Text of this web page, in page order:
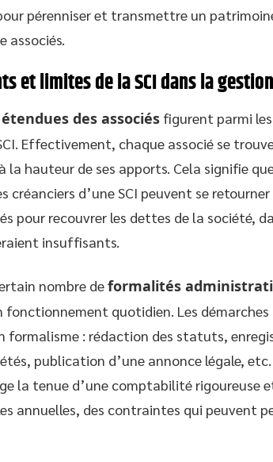
pérenniser et transmettre un
associés.
et limites de la SCI dans la
des associés figurent parmi
Effectivement, chaque associé se
la hauteur de ses apports. Cela signifie
créanciers d’une SCI peuvent se
pour recouvrer les dettes de la société,
insuffisants.
nombre deformalités
fonctionnement quotidien. Les
formalisme : rédaction des statuts,
publication d’une annonce légale,
la tenue d’une comptabilité rigoureuse
annuelles, des contraintes qui peuvent